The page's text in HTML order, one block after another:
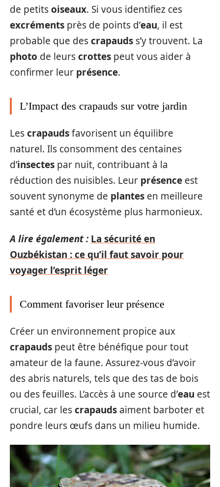
de petitsoiseaux. Si vous identifiez ces
excréments près de points d’eau, il est
probable que descrapauds s’y trouvent. La
photo de leurscrottes peut vous aider à
confirmer leur présence.
L’Impact des crapauds sur votre jardin
Lescrapaudsfavorisent un équilibre
naturel. Ils consomment des centaines
d’insectes par nuit, contribuant à la
réduction des nuisibles. Leur présence est
souvent synonyme de plantes en meilleure
santé et d’un écosystème plus harmonieux.
A lire également : La sécurité en
Ouzbékistan : ce qu’il faut savoir pour
voyager l’esprit léger
Comment favoriser leur présence
Créer un environnement propice aux
crapauds peut être bénéfique pour tout
amateur de la faune. Assurez-vous d’avoir
des abris naturels, tels que des tas de bois
ou des feuilles. L’accès à une source d’eau est
crucial, car lescrapauds aiment barboter et
pondre leurs œufs dans un milieu humide.